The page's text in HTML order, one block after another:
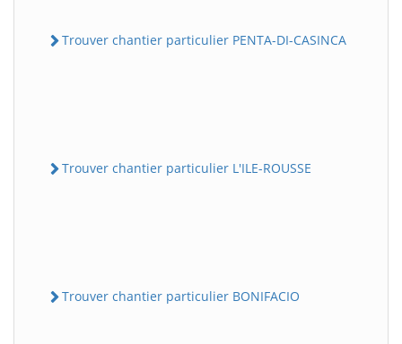
Trouver chantier particulier PENTA-DI-CASINCA
Trouver chantier particulier L'ILE-ROUSSE
Trouver chantier particulier BONIFACIO